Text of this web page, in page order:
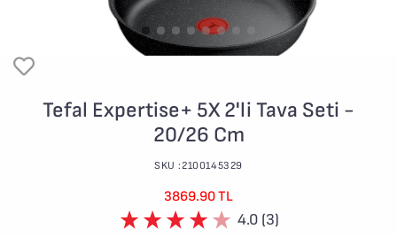
Tefal Expertise+ 5X 2'li Tava Seti -
20/26 Cm
SKU :2100145329
3869.90 TL
4.0 (3)